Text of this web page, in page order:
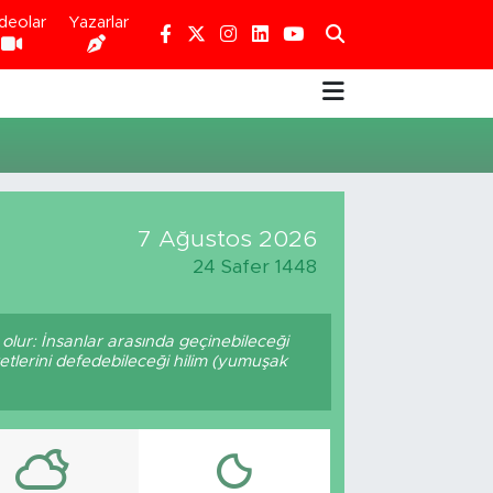
Yazarlar
7 Ağustos 2026
24 Safer 1448
İnsanlar arasında geçinebileceği
defedebileceği hilim (yumuşak